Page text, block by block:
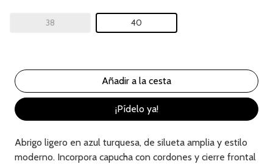
38 40
¡Pídelo ya!
Abrigo ligero en azul turquesa, de silueta amplia y estilo
moderno. Incorpora capucha con cordones y cierre frontal